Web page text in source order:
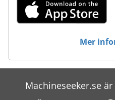
Verktyg För Mätning
Mer
Machineseeker.se